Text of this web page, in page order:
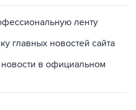
ленту
главных новостей сайта
в официальном